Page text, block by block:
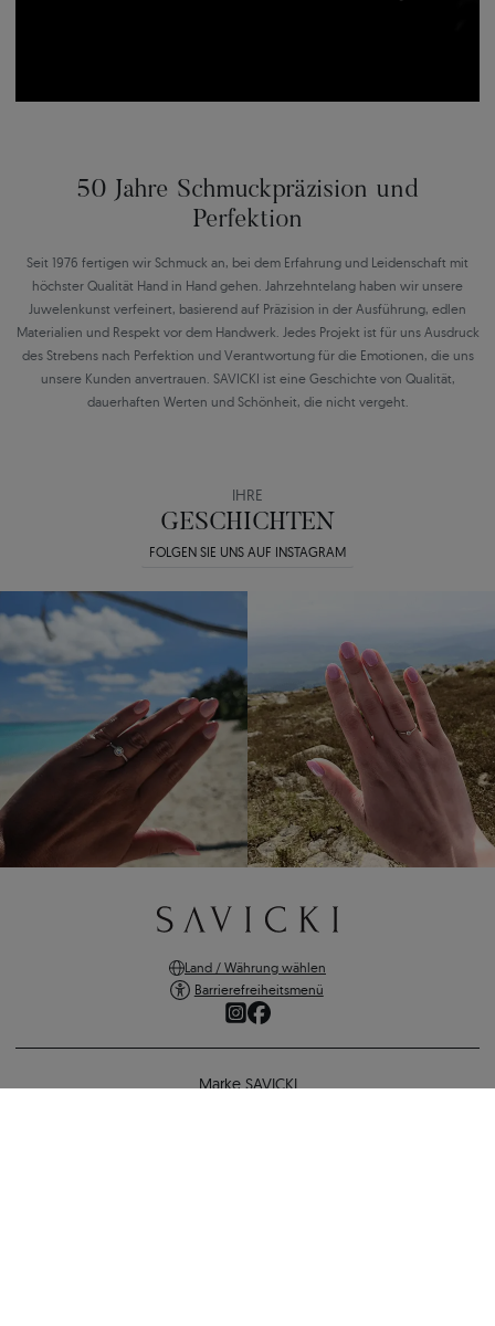
50 Jahre Schmuckpräzision und
Perfektion
Seit 1976 fertigen wir Schmuck an, bei dem Erfahrung und Leidenschaft mit
höchster Qualität Hand in Hand gehen. Jahrzehntelang haben wir unsere
Juwelenkunst verfeinert, basierend auf Präzision in der Ausführung, edlen
Materialien und Respekt vor dem Handwerk. Jedes Projekt ist für uns Ausdruck
des Strebens nach Perfektion und Verantwortung für die Emotionen, die uns
unsere Kunden anvertrauen. SAVICKI ist eine Geschichte von Qualität,
dauerhaften Werten und Schönheit, die nicht vergeht.
IHRE
GESCHICHTEN
FOLGEN SIE UNS AUF INSTAGRAM
Land / Währung wählen
Barrierefreiheitsmenü
Marke SAVICKI